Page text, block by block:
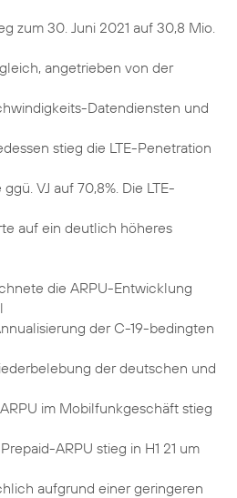
zum 30. Juni 2021 auf 30,8 Mio.
angetrieben von der
Datendiensten und
stieg die LTE-Penetration
VJ auf 70,8%. Die LTE-
auf ein deutlich höheres
die ARPU-Entwicklung
der C-19-bedingten
der deutschen und
im Mobilfunkgeschäft stieg
ARPU stieg in H1 21 um
aufgrund einer geringeren